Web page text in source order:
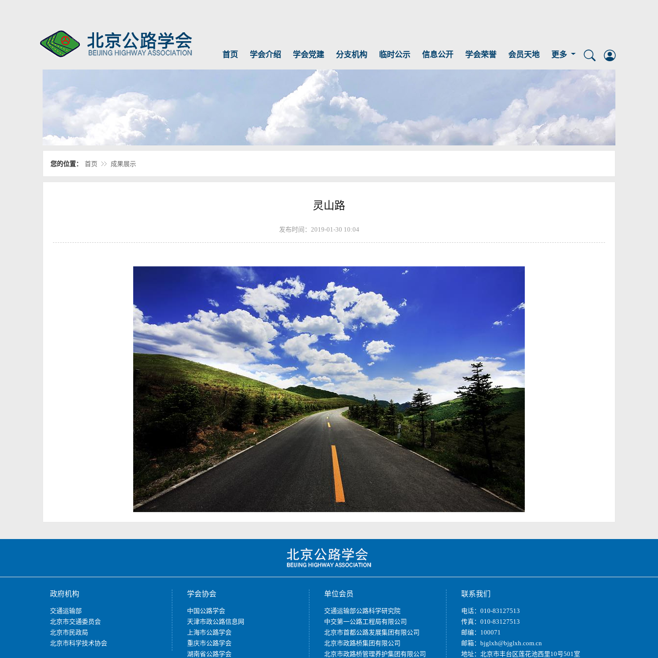
首页 学会介绍 学会党建 分支机构 临时公示 信息公开 学会荣誉 会员天地 更多
您的位置： 首页 成果展示
灵山路
发布时间：2019-01-30 10:04
政府机构
交通运输部
北京市交通委员会
北京市民政局
北京市科学技术协会
学会协会
中国公路学会
天津市政公路信息网
上海市公路学会
重庆市公路学会
湖南省公路学会
单位会员
交通运输部公路科学研究院
中交第一公路工程局有限公司
北京市首都公路发展集团有限公司
北京市政路桥集团有限公司
北京市政路桥管理养护集团有限公司
联系我们
电话：010-83127513
传真：010-83127513
邮编：100071
邮箱：bjglxh@bjglxh.com.cn
地址：北京市丰台区莲花池西里10号501室